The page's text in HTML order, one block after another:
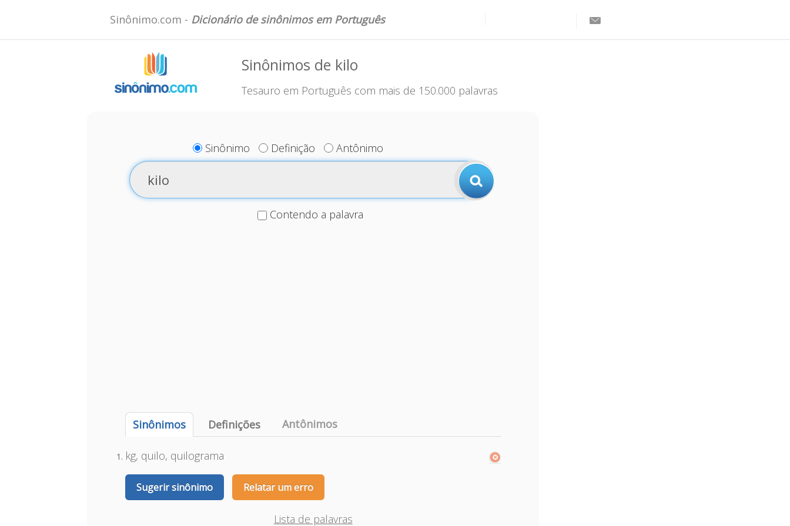
Sinônimo.com - Dicionário de sinônimos em Português
Sinônimos de kilo
Tesauro em Português com mais de 150.000 palavras
Sinônimo Definição Antônimo
Contendo a palavra
Sinônimos Definições Antônimos
kg, quilo, quilograma
Sugerir sinônimo Relatar um erro
Lista de palavras